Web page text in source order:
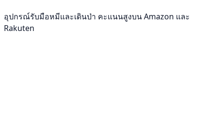
อุปกรณ์รับมือหมีและเดินป่า คะแนนสูงบน Amazon และ
Rakuten